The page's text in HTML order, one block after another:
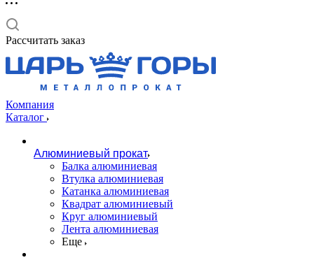
Рассчитать заказ
Компания
Каталог
Алюминиевый прокат
Балка алюминиевая
Втулка алюминиевая
Катанка алюминиевая
Квадрат алюминиевый
Круг алюминиевый
Лента алюминиевая
Еще